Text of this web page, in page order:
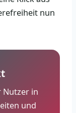
nun
Nutzer in
und